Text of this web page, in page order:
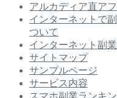
アルカディア直ア
インターネットで
ついて
インターネット副
サイトマップ
サンプルページ
サービス内容
スマホ副業ランキ